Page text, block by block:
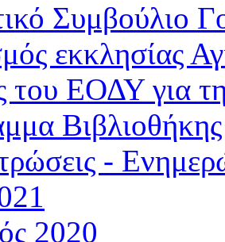
Συμβούλιο
εκκλησίας
του ΕΟΔΥ για
-
2020